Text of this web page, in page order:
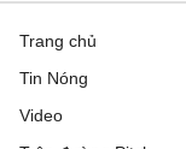
Trang chủ
Tin Nóng
Video